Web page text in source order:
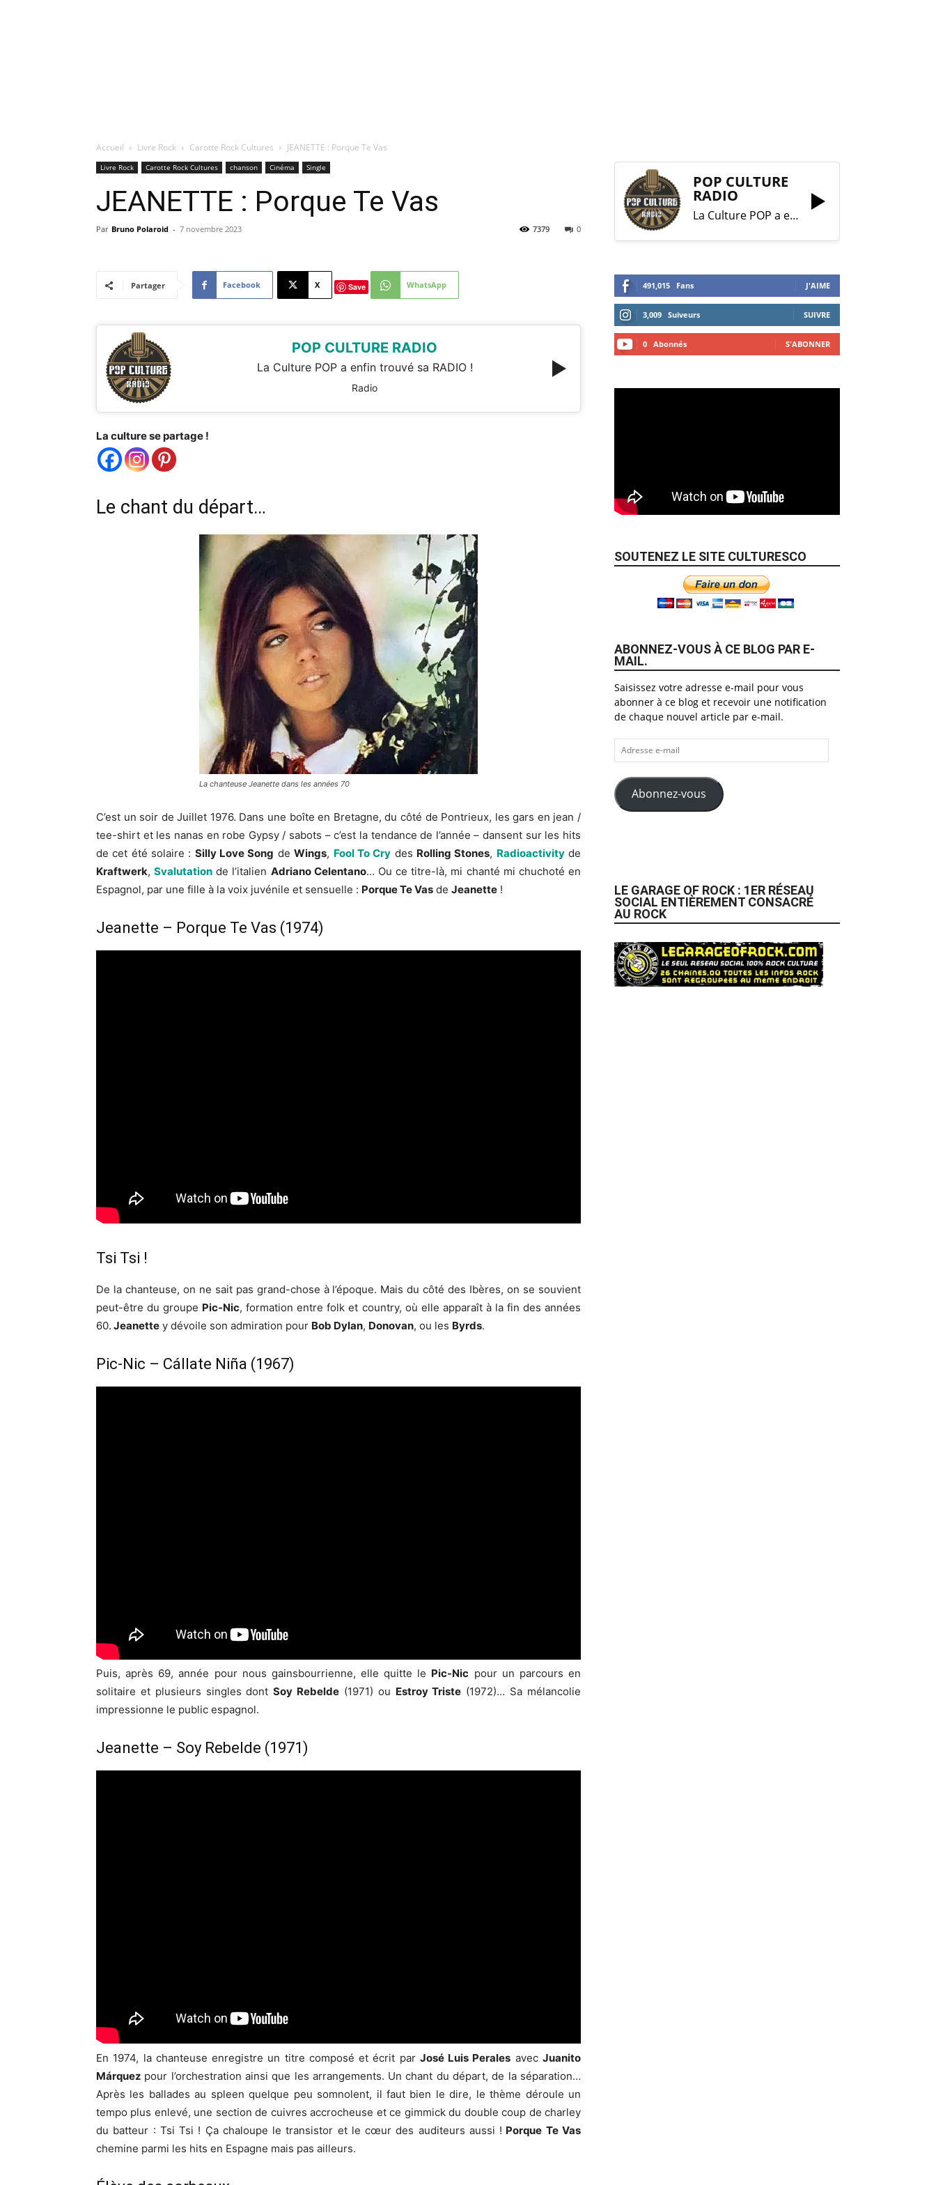
Accueil Livre Rock Carotte Rock Cultures JEANETTE : Porque Te Vas
Livre Rock Carotte Rock Cultures chanson Cinéma Single
JEANETTE : Porque Te Vas
Par Bruno Polaroid - 7 novembre 2023 0
7379
Partager Facebook X Save WhatsApp
POP CULTURE RADIO
La Culture POP a enfin trouvé sa RADIO !
Radio
La culture se partage !
Le chant du départ…
La chanteuse Jeanette dans les années 70
C’est un soir de Juillet 1976. Dans une boîte en Bretagne, du côté de Pontrieux, les gars en jean /
tee-shirt et les nanas en robe Gypsy / sabots – c’est la tendance de l’année – dansent sur les hits
de cet été solaire : Silly Love Song deWings, Fool To Cry des Rolling Stones, Radioactivity de
Kraftwerk,Svalutation de l’italien Adriano Celentano… Ou ce titre-là, mi chanté mi chuchoté en
Espagnol, par une fille à la voix juvénile et sensuelle : Porque Te Vas de Jeanette !
Jeanette – Porque Te Vas (1974)
Tsi Tsi !
De la chanteuse, on ne sait pas grand-chose à l’époque. Mais du côté des Ibères, on se souvient
peut-être du groupe Pic-Nic, formation entre folk et country, où elle apparaît à la fin des années
60. Jeanette y dévoile son admiration pour Bob Dylan, Donovan, ou les Byrds.
Pic-Nic – Cállate Niña (1967)
Puis, après 69, année pour nous gainsbourrienne, elle quitte le Pic-Nic pour un parcours en
solitaire et plusieurs singles dontSoy Rebelde (1971) ou Estroy Triste (1972)… Sa mélancolie
impressionne le public espagnol.
Jeanette – Soy Rebelde (1971)
En 1974, la chanteuse enregistre un titre composé et écrit par José Luis Perales avecJuanito
Márquez pour l’orchestration ainsi que les arrangements. Un chant du départ, de la séparation…
Après les ballades au spleen quelque peu somnolent, il faut bien le dire, le thème déroule un
tempo plus enlevé, une section de cuivres accrocheuse et ce gimmick du double coup de charley
du batteur : Tsi Tsi ! Ça chaloupe le transistor et le cœur des auditeurs aussi ! Porque Te Vas
chemine parmi les hits en Espagne mais pas ailleurs.
POP CULTURE
RADIO
La Culture POP a enfin trouvé sa RADIO !
491,015 Fans J'AIME
3,009 Suiveurs SUIVRE
0 Abonnés S'ABONNER
SOUTENEZ LE SITE CULTURESCO
ABONNEZ-VOUS À CE BLOG PAR E-
MAIL.
Saisissez votre adresse e-mail pour vous
abonner à ce blog et recevoir une notification
de chaque nouvel article par e-mail.
Adresse
e-
mail
Abonnez-vous
LE GARAGE OF ROCK : 1ER RÉSEAU
SOCIAL ENTIÈREMENT CONSACRÉ
AU ROCK